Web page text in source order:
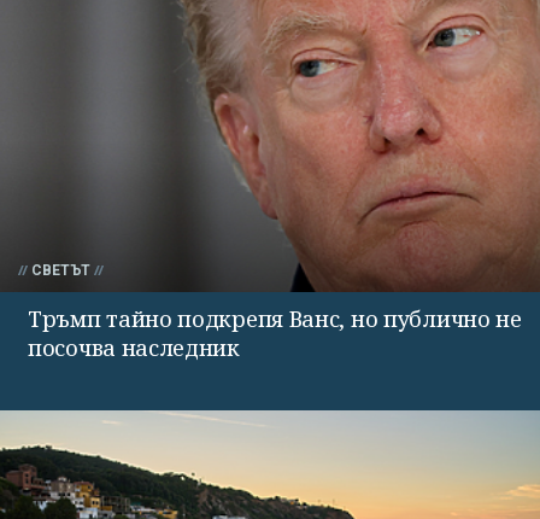
СВЕТЪТ
Тръмп тайно подкрепя Ванс, но публично не
посочва наследник